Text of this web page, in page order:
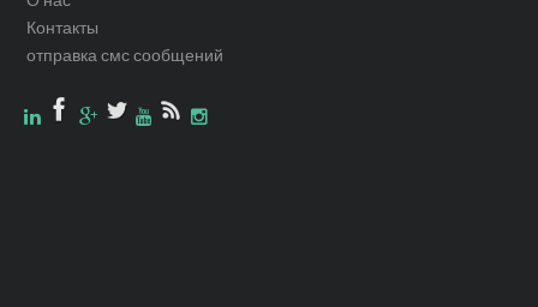
Контакты
отправка смс сообщений